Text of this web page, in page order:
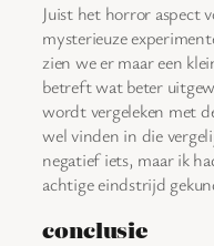
Juist het horror aspect
mysterieuze
zien we er maar een
betreft wat beter
wordt vergeleken met
wel vinden in die
negatief iets, maar ik
achtige eindstrijd
conclusie